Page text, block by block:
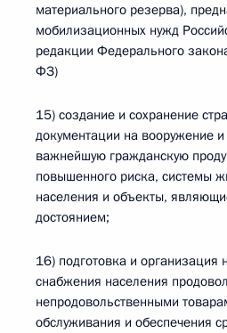
материального резерва),
мобилизационных нужд
редакции Федерального
ФЗ)
15) создание и сохранение
документации на вооружение и
важнейшую гражданскую
повышенного риска, системы
населения и объекты,
достоянием;
16) подготовка и организация
снабжения населения
непродовольственными
обслуживания и обеспечения